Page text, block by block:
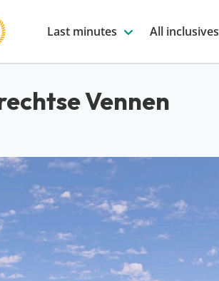
Last minutes All inclusives
Vennen